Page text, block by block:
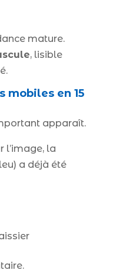
mature.
, lisible
mobiles en 15
apparaît.
l’image, la
a déjà été